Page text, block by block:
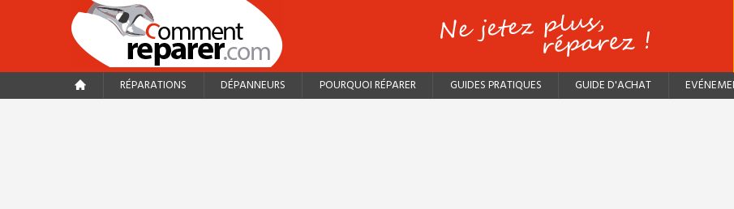
RÉPARATIONS DÉPANNEURS POURQUOI RÉPARER GUIDES PRATIQUES GUIDE D'ACHAT